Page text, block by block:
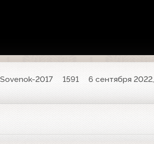
2017 1591
6 сентября